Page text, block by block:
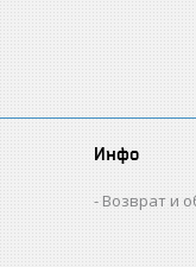
Инфо
Возврат и